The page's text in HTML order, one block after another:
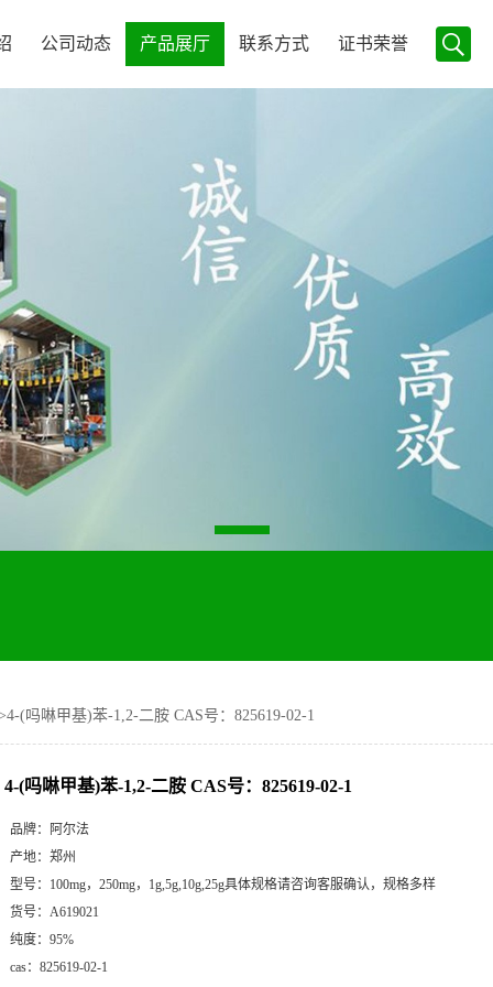
公司动态 产品展厅 联系方式 证书荣誉
4-(吗啉甲基)苯-1,2-二胺 CAS号：825619-02-1
4-(吗啉甲基)苯-1,2-二胺 CAS号：825619-02-1
品牌：
阿尔法
产地： 郑州
型号： 100mg，250mg，1g,5g,10g,25g具体规格请咨询客服确认，规格多样
货号： A619021
纯度： 95%
cas： 825619-02-1